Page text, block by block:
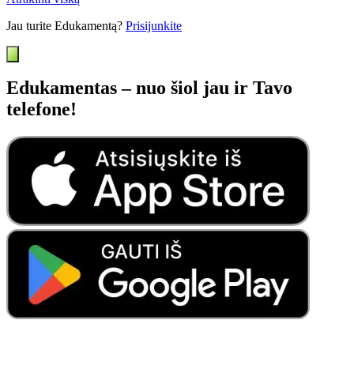
Jau turite Edukamentą? Prisijunkite
Edukamentas – nuo šiol jau ir Tavo
telefone!